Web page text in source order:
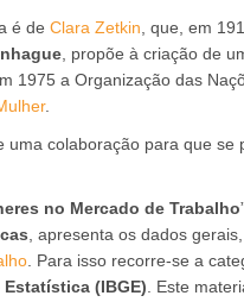
é de Clara Zetkin , que, em
, propõe à criação de
1975 a Organização das
.
uma colaboração para que
no Mercado de Trabalho
, apresenta os dados
. Para isso recorre-se a
(IBGE) . Este